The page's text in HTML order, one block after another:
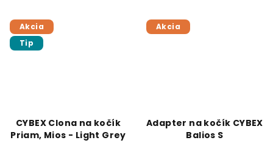
Akcia
Tip
CYBEX Clona na kočík
Priam, Mios - Light Grey
Akcia
Adapter na kočík CYBEX
Balios S